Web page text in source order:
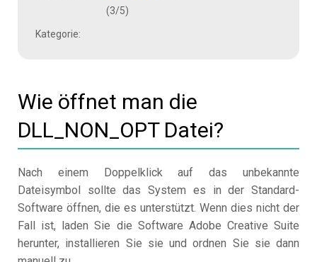
(3/5)
Kategorie:
Wie öffnet man die
DLL_NON_OPT Datei?
Nach einem Doppelklick auf das unbekannte
Dateisymbol sollte das System es in der Standard-
Software öffnen, die es unterstützt. Wenn dies nicht der
Fall ist, laden Sie die Software Adobe Creative Suite
herunter, installieren Sie sie und ordnen Sie sie dann